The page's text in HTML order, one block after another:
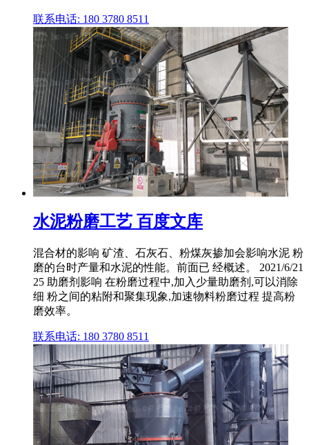
联系电话: 180 3780 8511
水泥粉磨工艺 百度文库
混合材的影响 矿渣、石灰石、粉煤灰掺加会影响水泥 粉
磨的台时产量和水泥的性能。前面已 经概述。 2021/6/21
25 助磨剂影响 在粉磨过程中,加入少量助磨剂,可以消除
细 粉之间的粘附和聚集现象,加速物料粉磨过程 提高粉
磨效率。
联系电话: 180 3780 8511